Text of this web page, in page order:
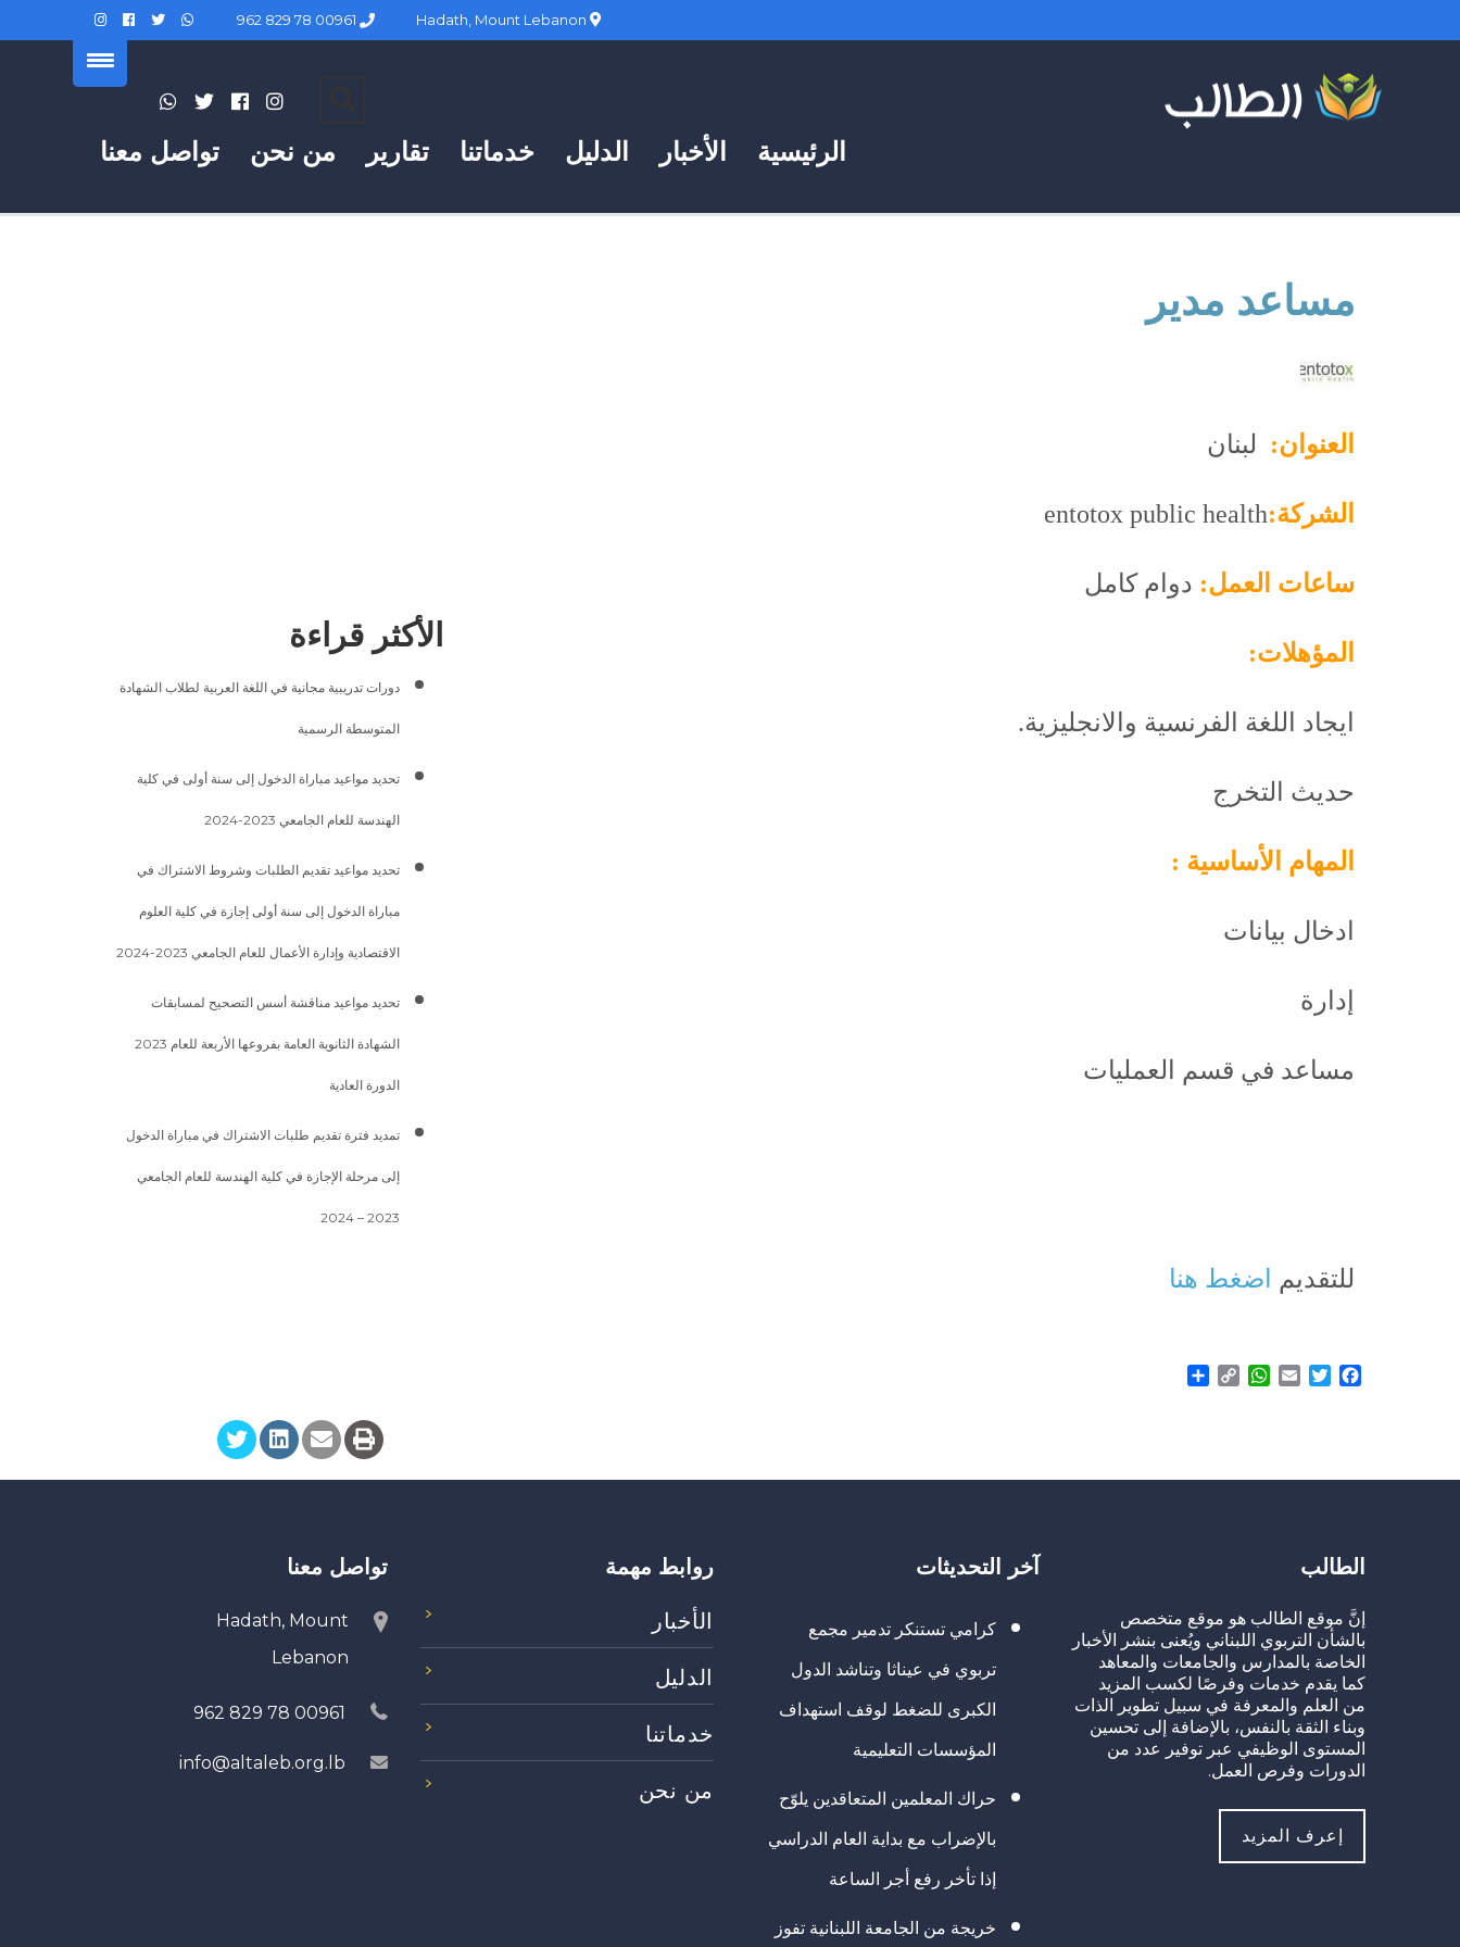
تواصل معنا من نحن تقارير خدماتنا الدليل الأخبار الرئيسية
مساعد مدير
العنوان: لبنان
الشركة:entotox public health
ساعات العمل: دوام كامل
المؤهلات:
ايجاد اللغة الفرنسية والانجليزية.
حديث التخرج
المهام الأساسية :
ادخال بيانات
إدارة
مساعد في قسم العمليات
للتقديم اضغط هنا
الأكثر قراءة
دورات تدريبية مجانية في اللغة العربية لطلاب الشهادة
المتوسطة الرسمية
تحديد مواعيد مباراة الدخول إلى سنة أولى في كلية
الهندسة للعام الجامعي 2023-2024
تحديد مواعيد تقديم الطلبات وشروط الاشتراك في
مباراة الدخول إلى سنة أولى إجازة في كلية العلوم
الاقتصادية وإدارة الأعمال للعام الجامعي 2023-2024
تحديد مواعيد مناقشة أسس التصحيح لمسابقات
الشهادة الثانوية العامة بفروعها الأربعة للعام 2023
الدورة العادية
تمديد فترة تقديم طلبات الاشتراك في مباراة الدخول
إلى مرحلة الإجازة في كلية الهندسة للعام الجامعي
2023 – 2024
Facebook
Twitter
Email
WhatsApp
Copy
الطالب
إنَّ موقع الطالب هو موقع متخصص
بالشأن التربوي اللبناني ويُعنى بنشر الأخبار
الخاصة بالمدارس والجامعات والمعاهد
كما يقدم خدمات وفرصًا لكسب المزيد
من العلم والمعرفة في سبيل تطوير الذات
وبناء الثقة بالنفس، بالإضافة إلى تحسين
المستوى الوظيفي عبر توفير عدد من
الدورات وفرص العمل.
إعرف المزيد
آخر التحديثات
كرامي تستنكر تدمير مجمع
تربوي في عيناثا وتناشد الدول
الكبرى للضغط لوقف استهداف
المؤسسات التعليمية
حراك المعلمين المتعاقدين يلوّح
بالإضراب مع بداية العام الدراسي
إذا تأخر رفع أجر الساعة
خريجة من الجامعة اللبنانية تفوز
روابط مهمة
الأخبار
الدليل
خدماتنا
من نحن
تواصل معنا
Hadath, Mount
Lebanon
00961 78 829 962
info@altaleb.org.lb